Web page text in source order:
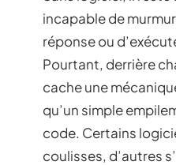
incapable de
réponse ou
Pourtant, derrière
cache une
qu’un simple
code. Certains
coulisses, d’autres